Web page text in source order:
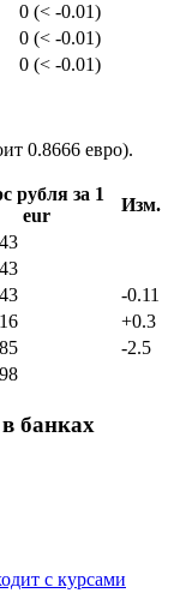
0 (< -0.01)
0 (< -0.01)
0 (< -0.01)
0.8666 евро).
рубля за 1
eur
Изм.
-0.11
+0.3
-2.5
банках
с курсами